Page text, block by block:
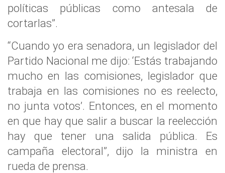
políticas públicas como antesala de
cortarlas”.
“Cuando yo era senadora, un legislador del
Partido Nacional me dijo: ‘Estás trabajando
mucho en las comisiones, legislador que
trabaja en las comisiones no es reelecto,
no junta votos’. Entonces, en el momento
en que hay que salir a buscar la reelección
hay que tener una salida pública. Es
campaña electoral”, dijo la ministra en
rueda de prensa.